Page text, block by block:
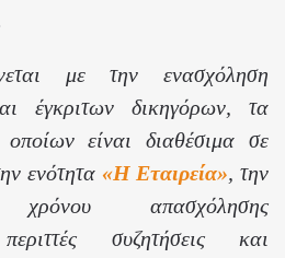
με την ενασχόληση
έγκριτων δικηγόρων, τα
είναι διαθέσιμα σε
ενότητα «Η Εταιρεία», την
χρόνου απασχόλησης
συζητήσεις και